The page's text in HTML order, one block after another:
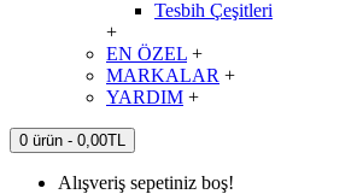
Tesbih Çeşitleri
+
EN ÖZEL +
MARKALAR +
YARDIM +
0 ürün - 0,00TL
Alışveriş sepetiniz boş!